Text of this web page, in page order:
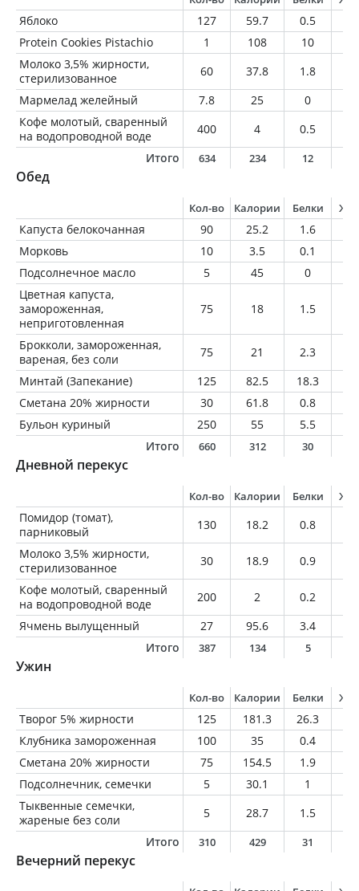
Яблоко 127 59.7 0.5
Protein Cookies Pistachio
1 108 10
Молоко 3,5% жирности,
стерилизованное
60 37.8 1.8
Мармелад желейный
7.8 25 0
Кофе молотый, сваренный
на водопроводной воде
400 4 0.5
Итого
634 234 12
Обед
Кол-во Калории Белки
Капуста белокочанная 90 25.2 1.6
Морковь
10 3.5 0.1
Подсолнечное масло
5 45 0
Цветная капуста,
замороженная,
неприготовленная
75 18 1.5
Брокколи, замороженная,
вареная, без соли
75 21 2.3
Минтай (Запекание)
125 82.5 18.3
Сметана 20% жирности
30 61.8 0.8
Бульон куриный
250 55 5.5
Итого
660 312 30
Дневной перекус
Кол-во Калории Белки
Помидор (томат),
парниковый
130 18.2 0.8
Молоко 3,5% жирности,
стерилизованное
30 18.9 0.9
Кофе молотый, сваренный
на водопроводной воде
200 2 0.2
Ячмень вылущенный
27 95.6 3.4
Итого
387 134 5
Ужин
Кол-во Калории Белки
Творог 5% жирности 125 181.3 26.3
Клубника замороженная
100 35 0.4
Сметана 20% жирности
75 154.5 1.9
Подсолнечник, семечки
5 30.1 1
Тыквенные семечки,
жареные без соли
5 28.7 1.5
Итого
310 429 31
Вечерний перекус